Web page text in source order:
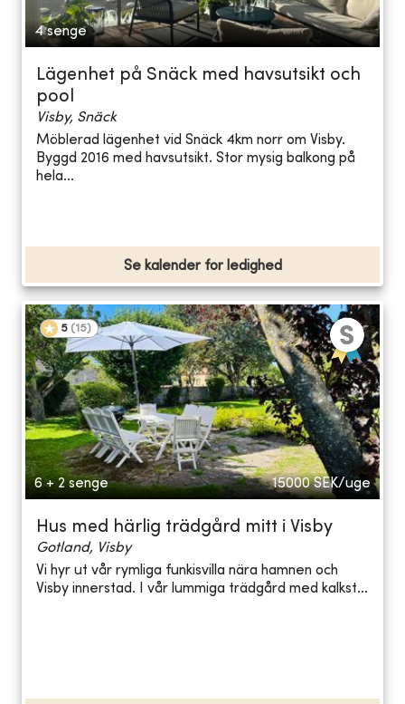
4 senge
Lägenhet på Snäck med havsutsikt och
pool
Visby, Snäck
Möblerad lägenhet vid Snäck 4km norr om Visby.
Byggd 2016 med havsutsikt. Stor mysig balkong på
hela...
Se kalender for ledighed
5 (15)
6 + 2 senge 15000 SEK/uge
Hus med härlig trädgård mitt i Visby
Gotland, Visby
Vi hyr ut vår rymliga funkisvilla nära hamnen och
Visby innerstad. I vår lummiga trädgård med kalkst...